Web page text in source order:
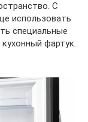
С
использовать
специальные
фартук.